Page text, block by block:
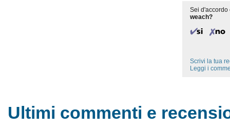
Sei d'accordo
weach?
Scrivi la tua
Leggi i
Ultimi commenti e